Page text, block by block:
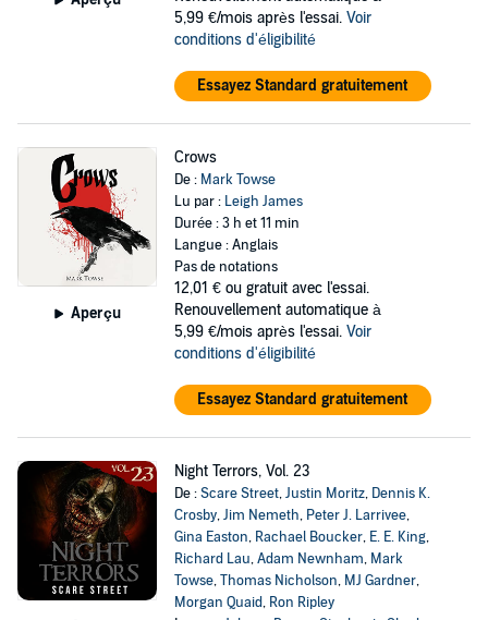
5,99 €/mois après l'essai. Voir
conditions d'éligibilité
Essayez Standard gratuitement
Aperçu
Crows
De : Mark Towse
Lu par : Leigh James
Durée : 3 h et 11 min
Langue : Anglais
Pas de notations
12,01 € ou gratuit avec l'essai.
Renouvellement automatique à
5,99 €/mois après l'essai. Voir
conditions d'éligibilité
Essayez Standard gratuitement
Night Terrors, Vol. 23
De :Scare Street,Justin Moritz, Dennis K.
Crosby,Jim Nemeth, Peter J. Larrivee,
Gina Easton, Rachael Boucker, E. E. King,
Richard Lau,Adam Newnham, Mark
Towse,Thomas Nicholson, MJ Gardner,
Morgan Quaid, Ron Ripley